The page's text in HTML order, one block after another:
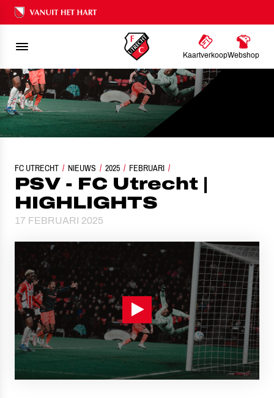
Ons nalatenschap
KaartverkoopWebshop
FC UTRECHT NIEUWS 2025 FEBRUARI
PSV - FC UTRECHT | HIGHLIGHTS
PSV - FC Utrecht |
HIGHLIGHTS
17 FEBRUARI 2025